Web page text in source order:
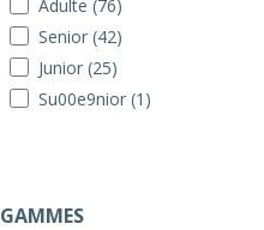
Adulte (76)
Senior (42)
Junior (25)
Su00e9nior (1)
GAMMES